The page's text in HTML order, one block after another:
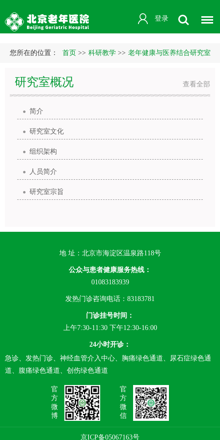
登录
您所在的位置： 首页 >> 科研教学 >> 老年健康与医养结合研究室
查看全部
研究室概况
简介
研究室文化
组织架构
人员简介
研究室宗旨
地 址：北京市海淀区温泉路118号
公众与患者健康服务热线：
01083183939
发热门诊咨询电话：83183781
门诊挂号时间：
上午7:30-11:30 下午12:30-16:00
24小时开诊：
急诊、发热门诊、神经血管介入中心、胸痛绿色通道、尿石症绿色通
道、腹痛绿色通道、创伤绿色通道
官
方
微
博
官
方
微
信
京ICP备05067163号